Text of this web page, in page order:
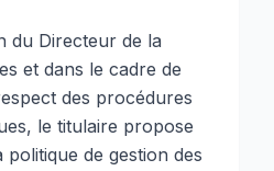
du Directeur de la
et dans le cadre de
des procédures
le titulaire propose
de gestion des